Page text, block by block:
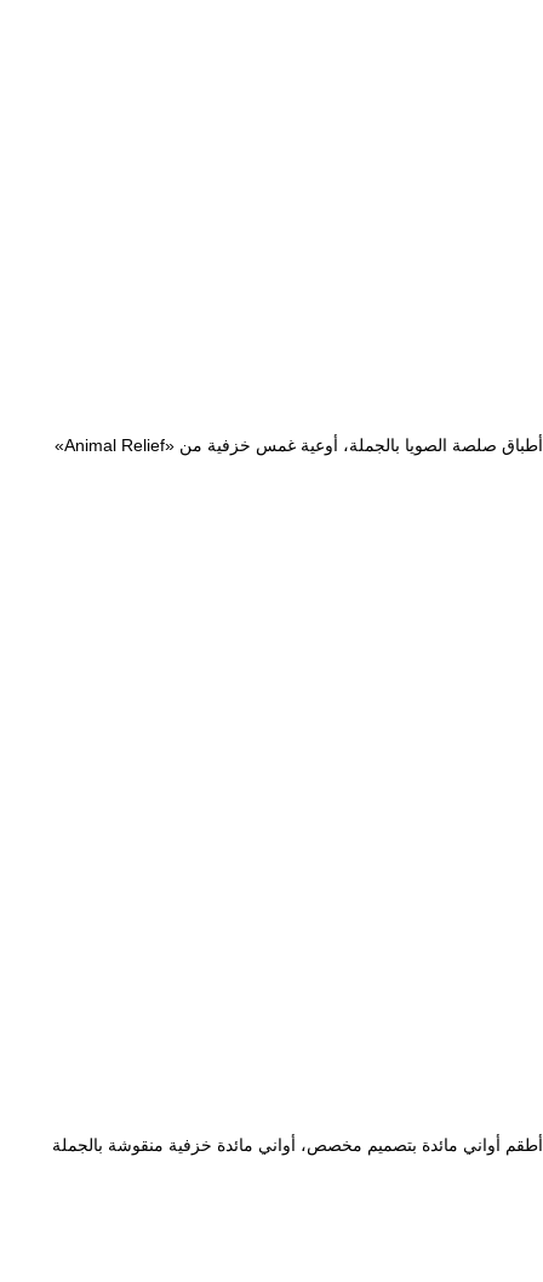
أطباق صلصة الصويا بالجملة، أوعية غمس خزفية من «Animal Relief»
أطقم أواني مائدة بتصميم مخصص، أواني مائدة خزفية منقوشة بالجملة